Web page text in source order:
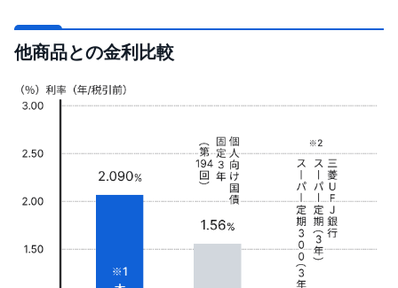
ロ
ボ
ア
ド
O
B
O
O
)
i
C
o
他商品との金利比較